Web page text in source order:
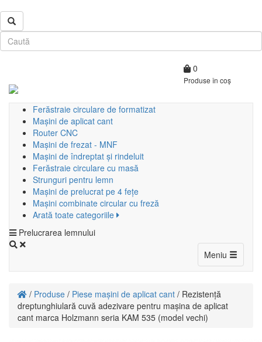
0
Produse în coș
Ferăstraie circulare de formatizat
Mașini de aplicat cant
Router CNC
Mașini de frezat - MNF
Mașini de îndreptat și rindeluit
Ferăstraie circulare cu masă
Strunguri pentru lemn
Mașini de prelucrat pe 4 fețe
Mașini combinate circular cu freză
Arată toate categoriile
Prelucrarea lemnului
Meniu Toggle
/ Produse / Piese mașini de aplicat cant / Rezistență
dreptunghiulară cuvă adezivare pentru mașina de aplicat
cant marca Holzmann seria KAM 535 (model vechi)